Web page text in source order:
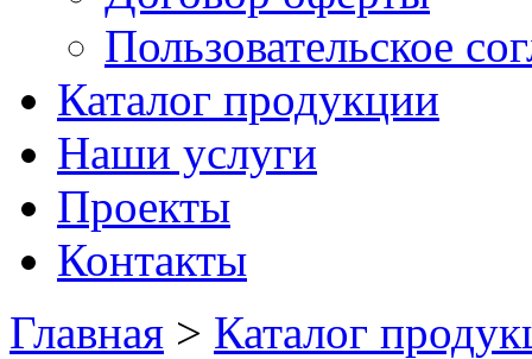
Пользовательское
Каталог продукции
Наши услуги
Проекты
Контакты
Главная > Каталог